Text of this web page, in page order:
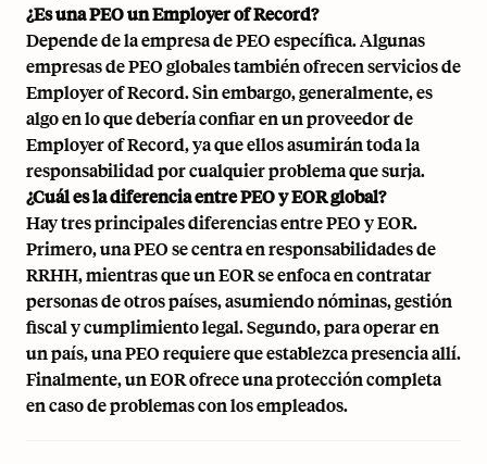
¿Es una PEO un Employer of Record?
Depende de la empresa de PEO específica. Algunas
empresas de PEO globales también ofrecen servicios de
Employer of Record. Sin embargo, generalmente, es
algo en lo que debería confiar en un proveedor de
Employer of Record, ya que ellos asumirán toda la
responsabilidad por cualquier problema que surja.
¿Cuál es la diferencia entre PEO y EOR global?
Hay tres principales diferencias entre PEO y EOR.
Primero, una PEO se centra en responsabilidades de
RRHH, mientras que un EOR se enfoca en contratar
personas de otros países, asumiendo nóminas, gestión
fiscal y cumplimiento legal. Segundo, para operar en
un país, una PEO requiere que establezca presencia allí.
Finalmente, un EOR ofrece una protección completa
en caso de problemas con los empleados.